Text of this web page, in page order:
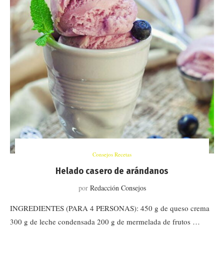
Consejos Recetas
Helado casero de arándanos
por Redacción Consejos
INGREDIENTES (PARA 4 PERSONAS): 450 g de queso crema
300 g de leche condensada 200 g de mermelada de frutos …